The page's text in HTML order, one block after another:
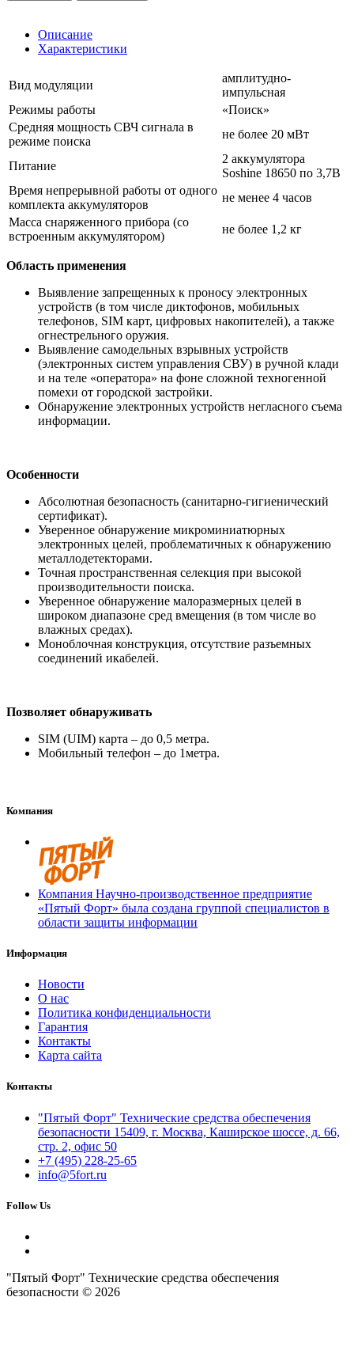
Описание
Характеристики
Вид модуляции
амплитудно-
импульсная
Режимы работы
«Поиск»
Средняя мощность СВЧ сигнала в
режиме поиска
не более 20 мВт
Питание
2 аккумулятора
Soshine 18650 по 3,7В
Время непрерывной работы от одного
комплекта аккумуляторов
не менее 4 часов
Масса снаряженного прибора (со
встроенным аккумулятором)
не более 1,2 кг
Область применения
Выявление запрещенных к проносу электронных
устройств (в том числе диктофонов, мобильных
телефонов, SIM карт, цифровых накопителей), а также
огнестрельного оружия.
Выявление самодельных взрывных устройств
(электронных систем управления СВУ) в ручной клади
и на теле «оператора» на фоне сложной техногенной
помехи от городской застройки.
Обнаружение электронных устройств негласного съема
информации.
Особенности
Абсолютная безопасность (санитарно-гигиенический
сертификат).
Уверенное обнаружение микроминиатюрных
электронных целей, проблематичных к обнаружению
металлодетекторами.
Точная пространственная селекция при высокой
производительности поиска.
Уверенное обнаружение малоразмерных целей в
широком диапазоне сред вмещения (в том числе во
влажных средах).
Моноблочная конструкция, отсутствие разъемных
соединений икабелей.
Позволяет обнаруживать
SIM (UIM) карта – до 0,5 метра.
Мобильный телефон – до 1метра.
Компания
Компания Научно-производственное предприятие
«Пятый Форт» была создана группой специалистов в
области защиты информации
Информация
Новости
О нас
Политика конфиденциальности
Гарантия
Контакты
Карта сайта
Контакты
"Пятый Форт" Технические средства обеспечения
безопасности 15409, г. Москва, Каширское шоссе, д. 66,
стр. 2, офис 50
+7 (495) 228-25-65
info@5fort.ru
Follow Us
"Пятый Форт" Технические средства обеспечения
безопасности © 2026